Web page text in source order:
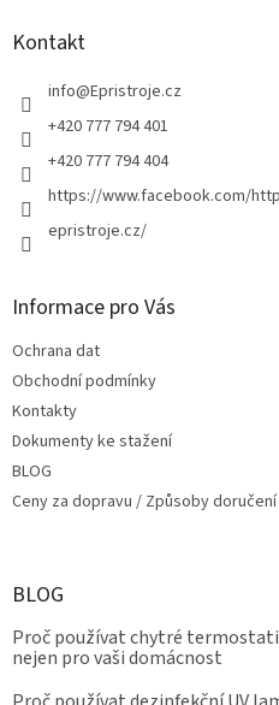
Kontakt
info@Epristroje.cz
+420 777 794 401
+420 777 794 404
https://www.facebook.com/
epristroje.cz/
Informace pro Vás
Ochrana dat
Obchodní podmínky
Kontakty
Dokumenty ke stažení
BLOG
Ceny za dopravu / Způsoby doručení
BLOG
Proč používat chytré
nejen pro vaši domácnost